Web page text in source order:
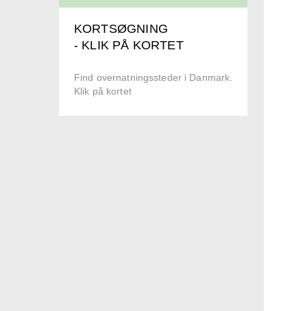
KORTSØGNING
- KLIK PÅ KORTET
Find overnatningssteder i Danmark.
Klik på kortet